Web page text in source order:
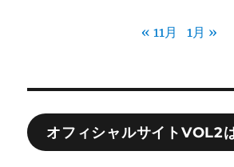
« 11月 1月 »
オフィシャルサイトVOL2